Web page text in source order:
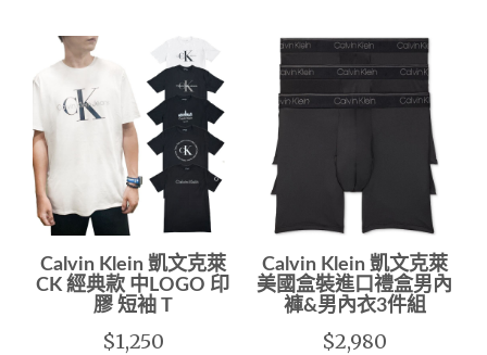
Calvin Klein 凱文克萊
CK 經典款 中LOGO 印
膠 短袖 T
$1,250
Calvin Klein 凱文克萊
美國盒裝進口禮盒男內
褲&男內衣3件組
$2,980